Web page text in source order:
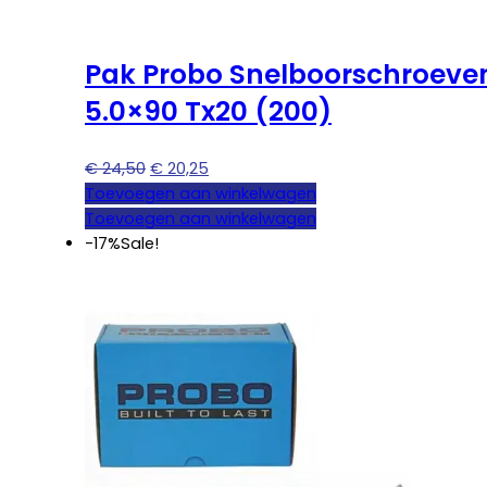
Pak Probo
5.0×90 Tx20 (200)
€24,50 Oorspronkelijke
prijs
was:
€ 24,50.
€ 20,25
prijs
is:
Toevoegen aan winkelwagen
Toevoegen aan winkelwagen
-17%Sale!